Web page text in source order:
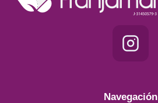
Navegación